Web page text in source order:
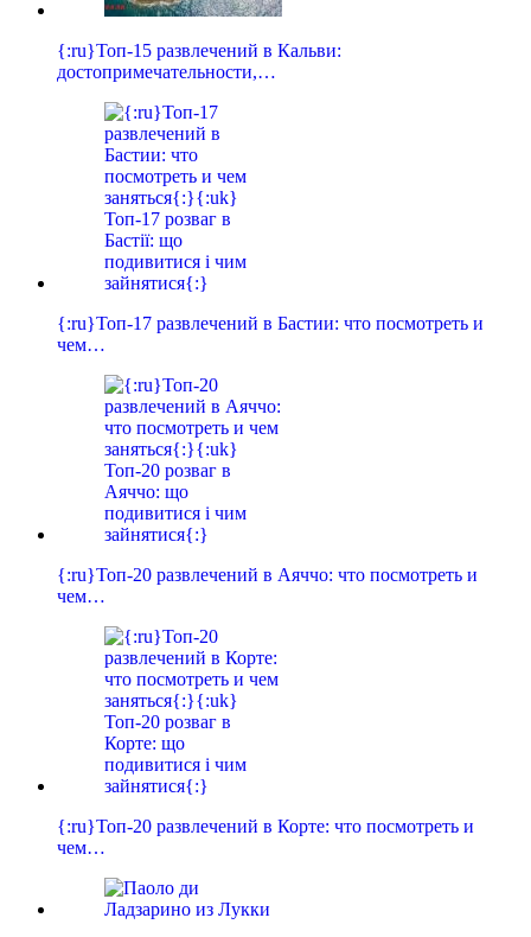
{:ru}Топ-15 развлечений в Кальви:
достопримечательности,…
{:ru}Топ-17 развлечений в Бастии: что посмотреть и
чем…
{:ru}Топ-20 развлечений в Аяччо: что посмотреть и
чем…
{:ru}Топ-20 развлечений в Корте: что посмотреть и
чем…